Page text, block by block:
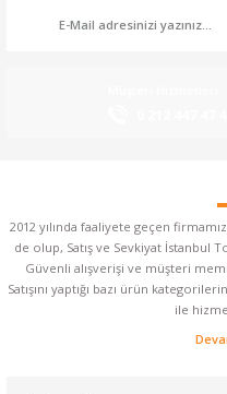
2012 yılında faaliyete geçen
de olup, Satış ve Sevkiyat İstanbul
Güvenli alışverişi ve müşteri
Satışını yaptığı bazı ürün
ile